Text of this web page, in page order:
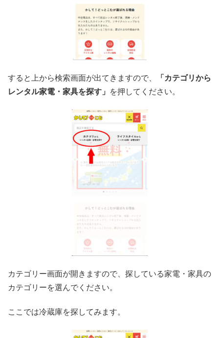
すると上から検索画面が出てきますので、
「カテゴリから
レンタル家電・家具を探す」
を押してください。
カテゴリー画面が開きますので、探している家電・家具の
カテゴリーを選んでください。
ここでは冷蔵庫を探してみます。